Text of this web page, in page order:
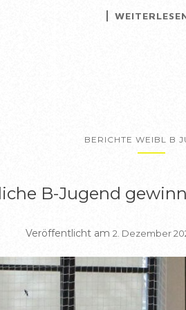
BERICHTE WEIBL B
B-Jugend
Veröffentlicht am 2. Dezember